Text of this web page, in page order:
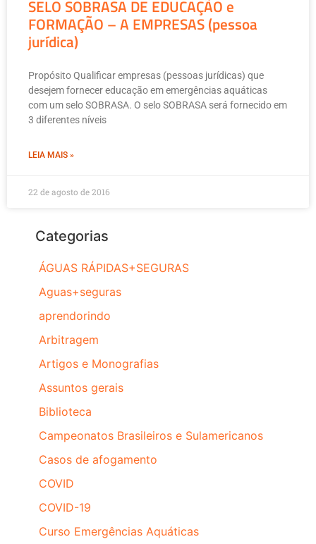
SELO SOBRASA DE EDUCAÇÃO e
FORMAÇÃO – A EMPRESAS (pessoa
jurídica)
Propósito Qualificar empresas (pessoas jurídicas) que
desejem fornecer educação em emergências aquáticas
com um selo SOBRASA. O selo SOBRASA será fornecido em
3 diferentes níveis
LEIA MAIS »
22 de agosto de 2016
Categorias
ÁGUAS RÁPIDAS+SEGURAS
Aguas+seguras
aprendorindo
Arbitragem
Artigos e Monografias
Assuntos gerais
Biblioteca
Campeonatos Brasileiros e Sulamericanos
Casos de afogamento
COVID
COVID-19
Curso Emergências Aquáticas